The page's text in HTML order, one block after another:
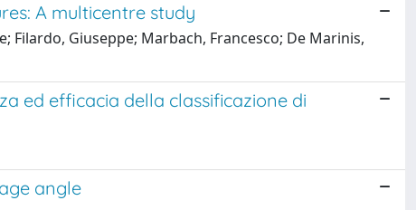
A multicentre study
Filardo, Giuseppe; Marbach, Francesco; De Marinis,
ed efficacia della classificazione di
angle